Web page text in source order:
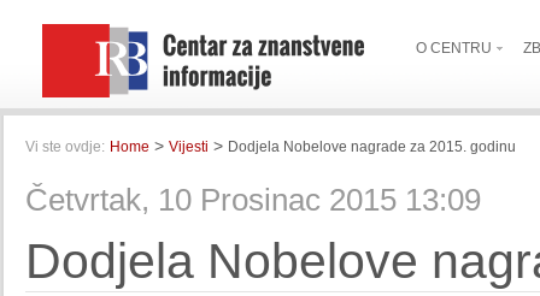
O CENTRU
Vi ste ovdje: Home > Vijesti > Dodjela Nobelove nagrade za 2015. godinu
Četvrtak, 10 Prosinac 2015 13:09
Dodjela Nobelove